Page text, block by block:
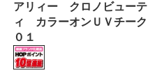
アリィー クロノビューテ
ィ カラーオンＵＶチーク
０１